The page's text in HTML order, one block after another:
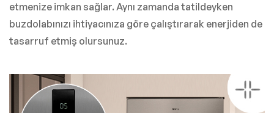
etmenize imkan sağlar. Aynı zamanda tatildeyken
buzdolabınızı ihtiyacınıza göre çalıştırarak enerjiden de
tasarruf etmiş olursunuz.